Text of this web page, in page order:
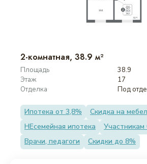
2-комнатная, 38.9 м²
Площадь
38.9
Этаж
17
Отделка
Под
Ипотека от 3,8%
Скидка на
НЕсемейная ипотека
Врачи, педагоги
Скидки до 8%